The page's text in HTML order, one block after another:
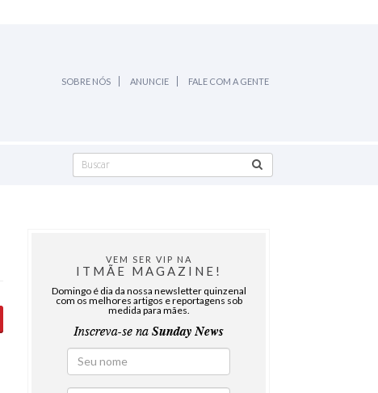
SOBRE NÓS ANUNCIE FALE COM A GENTE
VEM SER VIP NA
ITMÃE MAGAZINE!
Domingo é dia da nossa newsletter quinzenal
com os melhores artigos e reportagens sob
medida para mães.